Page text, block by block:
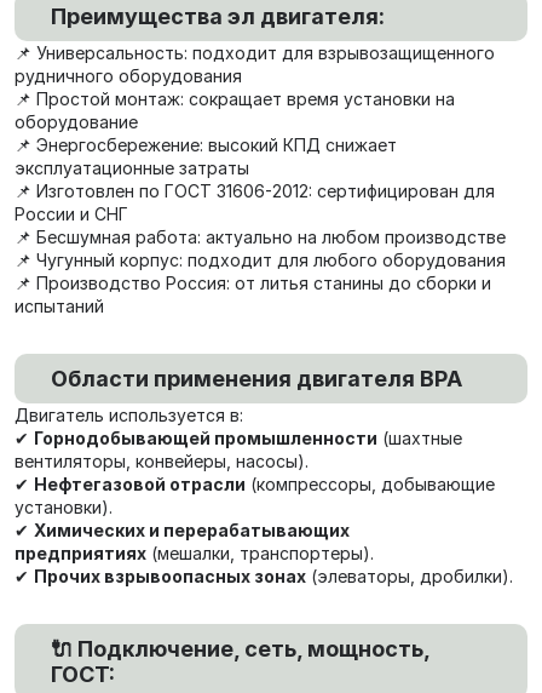
Преимущества эл двигателя:
📌 Универсальность: подходит для взрывозащищенного
рудничного оборудования
📌 Простой монтаж: сокращает время установки на
оборудование
📌 Энергосбережение: высокий КПД снижает
эксплуатационные затраты
📌 Изготовлен по ГОСТ 31606-2012: сертифицирован для
России и СНГ
📌 Бесшумная работа: актуально на любом производстве
📌 Чугунный корпус: подходит для любого оборудования
📌 Производство Россия: от литья станины до сборки и
испытаний
Области применения двигателя ВРА
Двигатель используется в:
✔ Горнодобывающей промышленности (шахтные
вентиляторы, конвейеры, насосы).
✔ Нефтегазовой отрасли (компрессоры, добывающие
установки).
✔ Химических и перерабатывающих
предприятиях (мешалки, транспортеры).
✔ Прочих взрывоопасных зонах (элеваторы, дробилки).
🔌 Подключение, сеть, мощность,
ГОСТ: